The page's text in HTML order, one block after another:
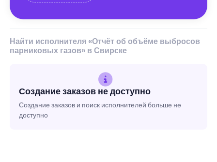
Найти исполнителя «Отчёт об объёме выбросов
парниковых газов» в Свирске
Создание заказов не доступно
Создание заказов и поиск исполнителей больше не
доступно